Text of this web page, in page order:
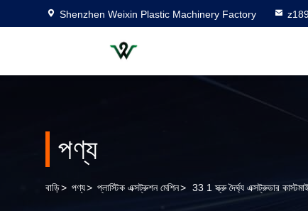
Shenzhen Weixin Plastic Machinery Factory
পণ্য
বাড়ি> পণ্য> প্লাস্টিক এক্সট্রুশন মেশিন> 33 1 স্ক্রু দৈর্ঘ্য এক্সট্রুডার